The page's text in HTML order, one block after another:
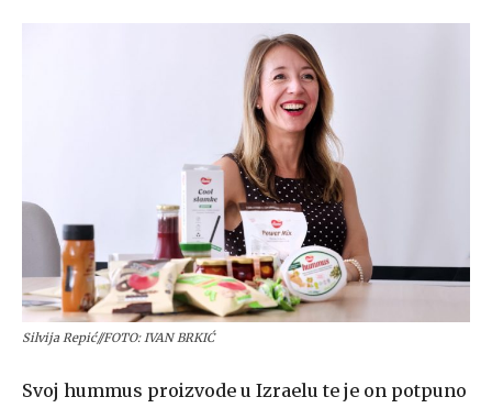
Silvija Repić//FOTO: IVAN BRKIĆ
Svoj hummus proizvode u Izraelu te je on potpuno